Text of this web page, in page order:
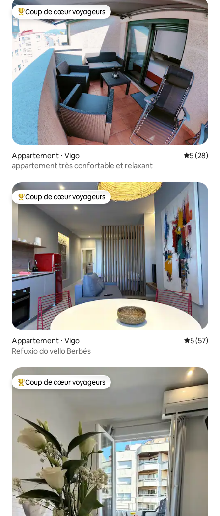
Coups de cœur voyageurs les plus appréciés
Coup de cœur voyageurs
Appartement ⋅ Vigo
5 (28)
appartement très confortable et relaxant
Coups de cœur voyageurs les plus appréciés
Coup de cœur voyageurs
Appartement ⋅ Vigo
5 (57)
Refuxio do vello Berbés
Coups de cœur voyageurs les plus appréciés
Coup de cœur voyageurs